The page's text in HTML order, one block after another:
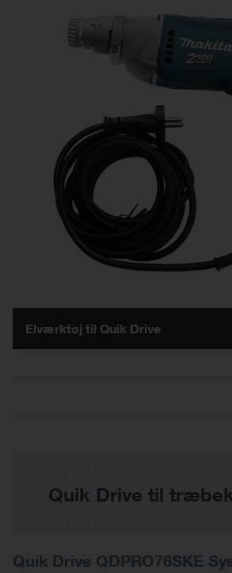
Elværktøj til Quik Drive
Quik Drive til
Quik Drive QDPRO76SKE